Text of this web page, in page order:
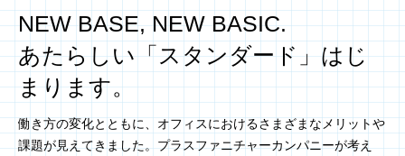
NEW BASE, NEW BASIC.
あたらしい「スタンダード」はじ
まります。
働き方の変化とともに、オフィスにおけるさまざまなメリットや
課題が見えてきました。プラスファニチャーカンパニーが考え